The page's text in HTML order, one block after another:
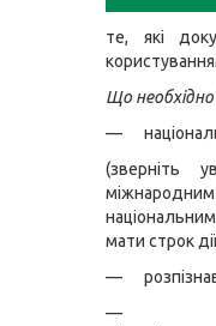
те, які
Що
—
(зверніть
мати строк
—
—